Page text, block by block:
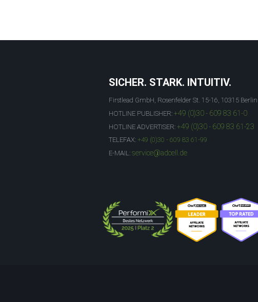
SICHER. STARK. INTUITIV.
Firstlead GmbH, Rosenfelder St. 15-16, 10315 Berlin
HOTLINE PUBLISHER: +49 (0)30 - 609 83 61-0
HOTLINE ADVERTISER: +49 (0)30 - 609 83 61-23
TELEFAX: +49 (0)30 - 609 83 61-99
E-MAIL: service@adcell.de